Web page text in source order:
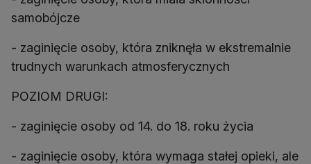
samobójcze
- zaginięcie osoby, która zniknęła w ekstremalnie
trudnych warunkach atmosferycznych
POZIOM DRUGI:
- zaginięcie osoby od 14. do 18. roku życia
- zaginięcie osoby, która wymaga stałej opieki, ale